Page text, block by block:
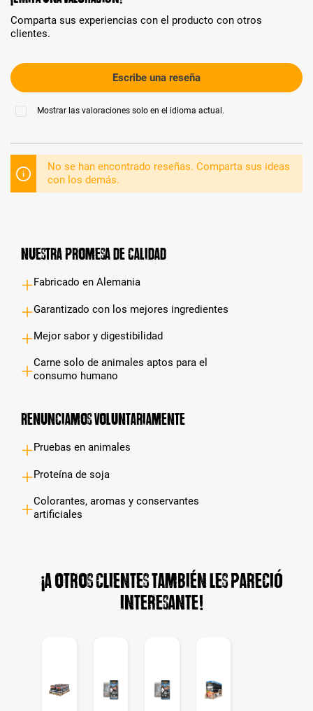
Comparta sus experiencias con el producto con otros
clientes.
Escribe una reseña
Mostrar las valoraciones solo en el idioma actual.
No se han encontrado reseñas. Comparta sus ideas
con los demás.
Nuestra promesa de calidad
Fabricado en Alemania
Garantizado con los mejores ingredientes
Mejor sabor y digestibilidad
Carne solo de animales aptos para el
consumo humano
Renunciamos voluntariamente
Pruebas en animales
Proteína de soja
Colorantes, aromas y conservantes
artificiales
¡A otros clientes también les pareció
interesante!